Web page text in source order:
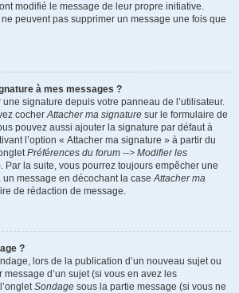
modifié le message de leur propre initiative.
peuvent pas supprimer un message une fois que
à mes messages ?
une signature depuis votre panneau de l’utilisateur.
cocherAttacher ma signature sur le formulaire de
pouvez aussi ajouter la signature par défaut à
l’option « Attacher ma signature » à partir du
Préférences du forum --> Modifier les
Par la suite, vous pourrez toujours empêcher une
un message en décochant la caseAttacher ma
de rédaction de message.
?
lors de la publication d’un nouveau sujet ou
message d’un sujet (si vous en avez les
Sondage sous la partie message (si vous ne